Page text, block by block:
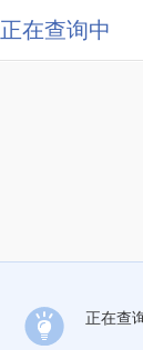
正在查询中
正在查